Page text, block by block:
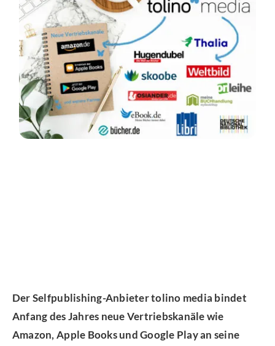
Der Selfpublishing-Anbieter tolino media bindet
Anfang des Jahres neue Vertriebskanäle wie
Amazon, Apple Books und Google Play an seine